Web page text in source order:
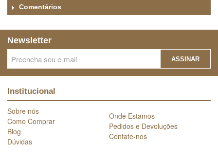
Comentários
Newsletter
ASSINAR
Institucional
Sobre nós
Como Comprar
Blog
Dúvidas
Onde Estamos
Pedidos e Devoluções
Contate-nos